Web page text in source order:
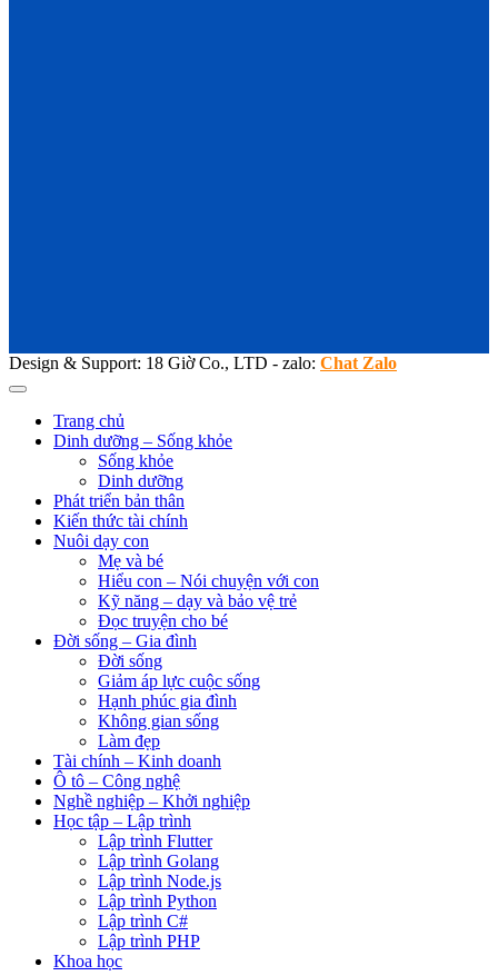
Design & Support: 18 Giờ Co., LTD - zalo: Chat Zalo
Trang chủ
Dinh dưỡng – Sống khỏe
Sống khỏe
Dinh dưỡng
Phát triển bản thân
Kiến thức tài chính
Nuôi dạy con
Mẹ và bé
Hiểu con – Nói chuyện với con
Kỹ năng – dạy và bảo vệ trẻ
Đọc truyện cho bé
Đời sống – Gia đình
Đời sống
Giảm áp lực cuộc sống
Hạnh phúc gia đình
Không gian sống
Làm đẹp
Tài chính – Kinh doanh
Ô tô – Công nghệ
Nghề nghiệp – Khởi nghiệp
Học tập – Lập trình
Lập trình Flutter
Lập trình Golang
Lập trình Node.js
Lập trình Python
Lập trình C#
Lập trình PHP
Khoa học